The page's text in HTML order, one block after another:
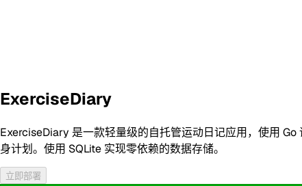
ExerciseDiary
ExerciseDiary 是一款轻量级的自托管运动日记应用，使用
身计划。使用 SQLite 实现零依赖的数据存储。
立即部署